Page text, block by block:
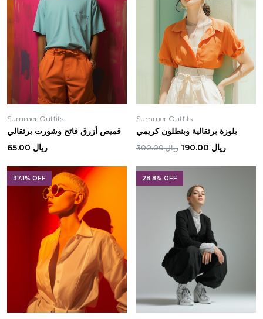
Summer Outfits
قميص أزرق فاتح وشورت برتقالي
ريال 65.00
Summer Outfits
بلوزة برتقالية وبنطلون كريمي
ريال 190.00
ريال 300.00
37.1% OFF 28.8% OFF